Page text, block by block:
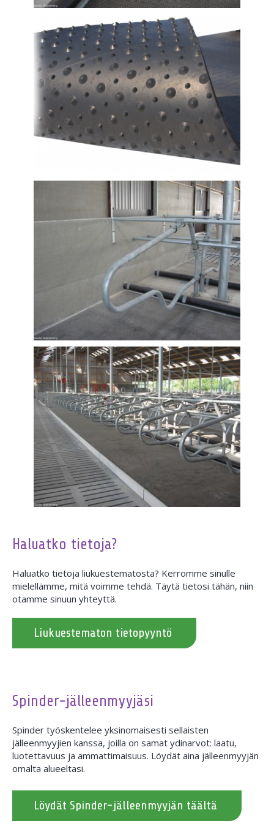
Haluatko tietoja?
Haluatko tietoja liukuestematosta? Kerromme sinulle
mielellämme, mitä voimme tehdä. Täytä tietosi tähän, niin
otamme sinuun yhteyttä.
Liukuestematon tietopyyntö
Spinder-jälleenmyyjäsi
Spinder työskentelee yksinomaisesti sellaisten
jälleenmyyjien kanssa, joilla on samat ydinarvot: laatu,
luotettavuus ja ammattimaisuus. Löydät aina jälleenmyyjän
omalta alueeltasi.
Löydät Spinder-jälleenmyyjän täältä